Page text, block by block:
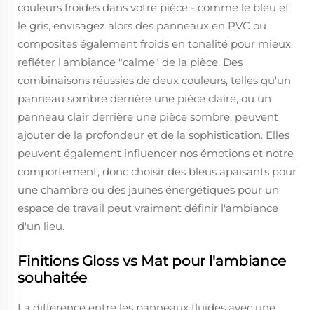
couleurs froides dans votre pièce - comme le bleu et
le gris, envisagez alors des panneaux en PVC ou
composites également froids en tonalité pour mieux
refléter l'ambiance "calme" de la pièce. Des
combinaisons réussies de deux couleurs, telles qu'un
panneau sombre derrière une pièce claire, ou un
panneau clair derrière une pièce sombre, peuvent
ajouter de la profondeur et de la sophistication. Elles
peuvent également influencer nos émotions et notre
comportement, donc choisir des bleus apaisants pour
une chambre ou des jaunes énergétiques pour un
espace de travail peut vraiment définir l'ambiance
d'un lieu.
Finitions Gloss vs Mat pour l'ambiance
souhaitée